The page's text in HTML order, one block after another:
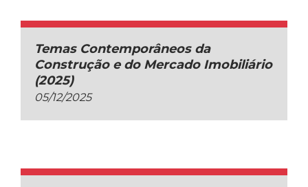
Temas Contemporâneos da
Construção e do Mercado Imobiliário
(2025)
05/12/2025